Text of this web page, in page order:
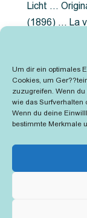
Um dir ein optimales
Cookies, um
zuzugreifen. Wenn
wie das Surfverhalten
Wenn du deine
bestimmte Merkmale
Licht …
(1896) … La
Lady
Ruttmann